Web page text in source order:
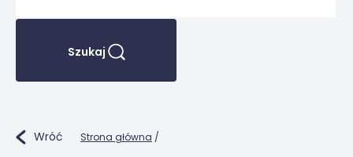
Szukaj
Wróć Strona główna /